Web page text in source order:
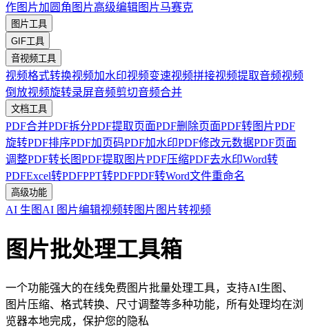
作图片加圆角 图片高级编辑图片马赛克
图片工具
GIF工具
音视频工具
视频格式转换视频加水印视频变速视频拼接视频提取音频视频
倒放视频旋转录屏音频剪切音频合并
文档工具
PDF合并PDF拆分PDF提取页面PDF删除页面PDF转图片PDF
旋转PDF排序PDF加页码PDF加水印PDF修改元数据PDF页面
调整PDF转长图PDF提取图片PDF压缩PDF去水印Word转
PDFExcel转PDFPPT转PDFPDF转Word文件重命名
高级功能
AI 生图 AI 图片编辑视频转图片 图片转视频
图片批处理工具箱
一个功能强大的在线免费图片批量处理工具，支持AI生图、
图片压缩、格式转换、尺寸调整等多种功能，所有处理均在浏
览器本地完成，保护您的隐私